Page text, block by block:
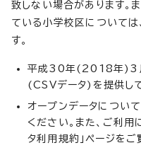
致しない場合があります。
ている小学校区については
す。
平成30年(2018年)3月
(CSVデータ)を提供して
オープンデータについ
ください。また、ご利
タ利用規約」ページをご